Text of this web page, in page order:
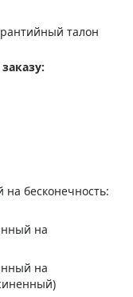
талон
бесконечность:
на
на